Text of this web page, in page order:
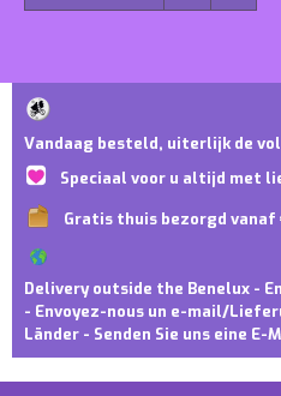
Vandaag besteld, uiterlijk de
Speciaal voor u altijd met
Gratis thuis bezorgd vanaf
Delivery outside the Benelux -
- Envoyez-nous un e-mail/
Länder - Senden Sie uns eine E-